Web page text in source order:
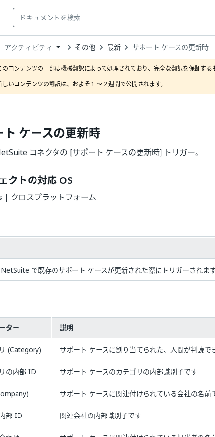
Open
Dropdown
to
choose
product
アクティビティ その他 最新 サポート ケースの更新時
のコンテンツの一部は機械翻訳によって処理されており、完全な翻訳を保証する
しいコンテンツの翻訳は、およそ 1 ～ 2 週間で公開されます。
ト ケースの更新時
コネクタの [サポート ケースの更新時] トリガー。
クトの対応 OS
| クロスプラットフォーム
で既存のサポート ケースが更新された際にトリガーされます
ター 説明
(Category) サポート ケースに割り当てられた、人間が判読で
の内部 ID サポート ケースのカテゴリの内部識別子です
サポート ケースに関連付けられている会社の名前
部 ID 関連会社の内部識別子です